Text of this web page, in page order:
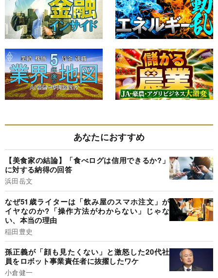
あなたにおすすめ
【美食家の結論】「食べログは信用できるか?」
に対する納得の回答
浜田岳文
なぜ51歳ライターは「飲み屋のスマホ注文」が
イヤなのか?「操作方法がわからない」じゃな
い、本当の理由
稲田豊史
孫正義が「顔も見たくない」と激怒した20代社
員をロボット事業責任者に抜擢したワケ
小倉健一